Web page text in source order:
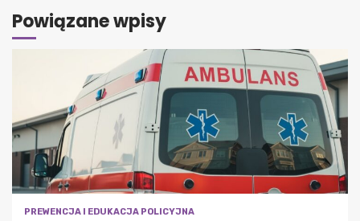
Powiązane wpisy
PREWENCJA I EDUKACJA POLICYJNA